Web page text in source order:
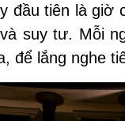
đầu tiên là giờ
suy tư. Mỗi
để lắng nghe